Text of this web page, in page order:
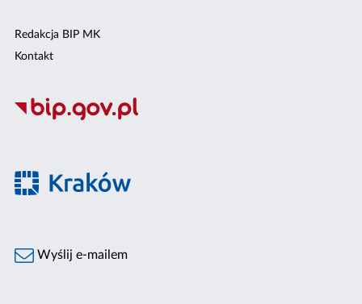
Redakcja BIP MK
Kontakt
Wyślij e-mailem